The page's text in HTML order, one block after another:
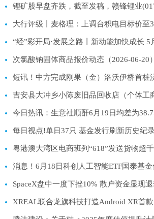
次氯酸钠固体商品报价动态（2026-06-20
短讯！中方完成刚果（金）洛沃伊桥首桩
每日视点!单日37只 基金发行刷新历史纪
粤港澳大湾区电商班列“618”发送货物超
SpaceX盘中一度下挫10% 散户资金显现
XREAL联合龙旗科技打造Android XR首